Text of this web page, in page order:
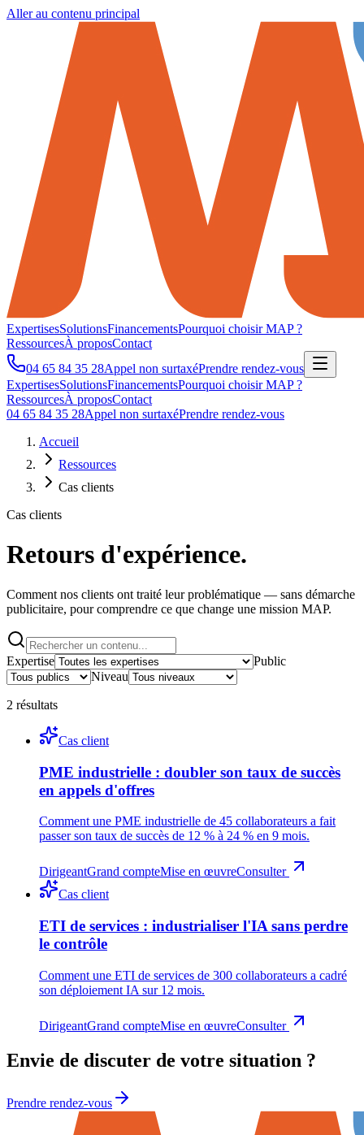
Aller au contenu principal
ExpertisesSolutionsFinancementsPourquoi choisir MAP ?
RessourcesÀ proposContact
04 65 84 35 28Appel non surtaxéPrendre rendez-vous
ExpertisesSolutionsFinancementsPourquoi choisir MAP ?
RessourcesÀ proposContact
04 65 84 35 28Appel non surtaxéPrendre rendez-vous
Accueil
Ressources
Cas clients
Cas clients
Retours d'expérience.
Comment nos clients ont traité leur problématique — sans démarche
publicitaire, pour comprendre ce que change une mission MAP.
Expertise
Public
Niveau
2 résultats
Cas client
PME industrielle : doubler son taux de succès
en appels d'offres
Comment une PME industrielle de 45 collaborateurs a fait
passer son taux de succès de 12 % à 24 % en 9 mois.
DirigeantGrand compteMise en œuvreConsulter
Cas client
ETI de services : industrialiser l'IA sans perdre
le contrôle
Comment une ETI de services de 300 collaborateurs a cadré
son déploiement IA sur 12 mois.
DirigeantGrand compteMise en œuvreConsulter
Envie de discuter de votre situation ?
Prendre rendez-vous